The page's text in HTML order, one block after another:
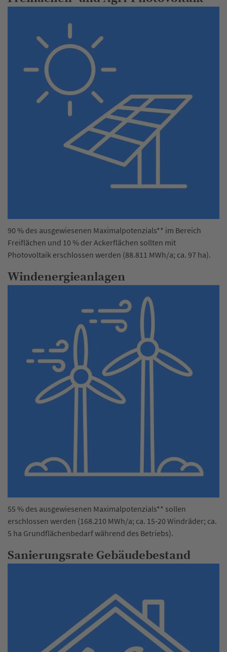
90 % des ausgewiesenen Maximalpotenzials** im Bereich
Freiflächen und 10 % der Ackerflächen sollten mit
Photovoltaik erschlossen werden (88.811 MWh/a; ca. 97 ha).
Windenergieanlagen
55 % des ausgewiesenen Maximalpotenzials** sollen
erschlossen werden (168.210 MWh/a; ca. 15-20 Windräder; ca.
5 ha Grundflächenbedarf während des Betriebs).
Sanierungsrate Gebäudebestand